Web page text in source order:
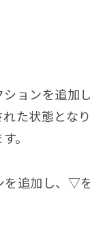
ョンを追加
た状態となり
。
を追加し、▽